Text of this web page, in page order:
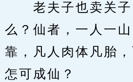
老夫子也卖关子
么？仙者，一人一
靠，凡人肉体凡胎，
怎可成仙？